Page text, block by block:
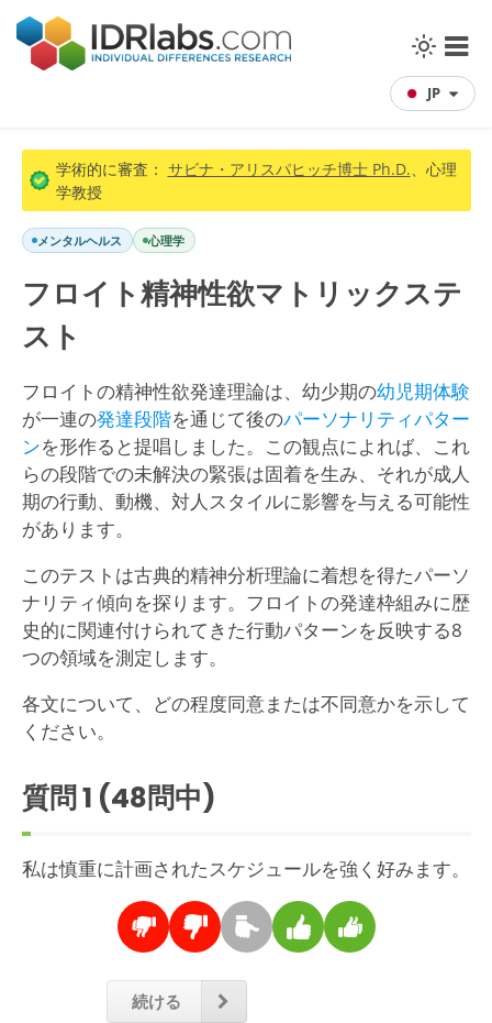
JP
学術的に審査： サビナ・アリスパヒッチ博士 Ph.D.、心理
学教授
メンタルヘルス 心理学
フロイト精神性欲マトリックステ
スト
フロイトの精神性欲発達理論は、幼少期の幼児期体験
が一連の発達段階を通じて後のパーソナリティパター
ンを形作ると提唱しました。この観点によれば、これ
らの段階での未解決の緊張は固着を生み、それが成人
期の行動、動機、対人スタイルに影響を与える可能性
があります。
このテストは古典的精神分析理論に着想を得たパーソ
ナリティ傾向を探ります。フロイトの発達枠組みに歴
史的に関連付けられてきた行動パターンを反映する8
つの領域を測定します。
各文について、どの程度同意または不同意かを示して
ください。
質問1 (48問中)
私は慎重に計画されたスケジュールを強く好みます。
続ける